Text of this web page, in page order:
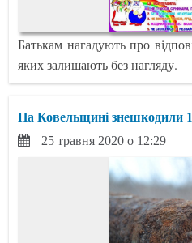
Батькам нагадують про
яких залишають без нагляду.
На Ковельщині знешкодили
25 травня 2020 о 12:29